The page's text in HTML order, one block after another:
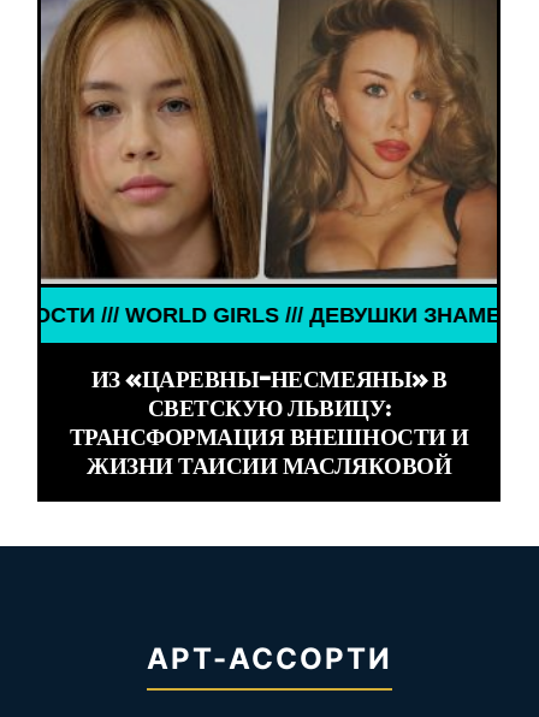
/// ДЕВУШКИ ЗНАМЕНИТОСТИ /// WORLD
ИЗ «ЦАРЕВНЫ-НЕСМЕЯНЫ» В
СВЕТСКУЮ ЛЬВИЦУ:
ТРАНСФОРМАЦИЯ ВНЕШНОСТИ И
ЖИЗНИ ТАИСИИ МАСЛЯКОВОЙ
АРТ-АССОРТИ